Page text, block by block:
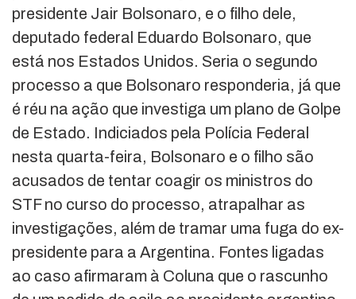
presidente Jair Bolsonaro, e o filho dele,
deputado federal Eduardo Bolsonaro, que
está nos Estados Unidos. Seria o segundo
processo a que Bolsonaro responderia, já que
é réu na ação que investiga um plano de Golpe
de Estado. Indiciados pela Polícia Federal
nesta quarta-feira, Bolsonaro e o filho são
acusados de tentar coagir os ministros do
STF no curso do processo, atrapalhar as
investigações, além de tramar uma fuga do ex-
presidente para a Argentina. Fontes ligadas
ao caso afirmaram à Coluna que o rascunho